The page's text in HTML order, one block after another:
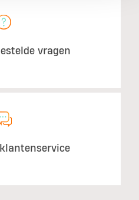
vragen